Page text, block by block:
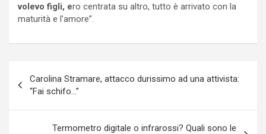
volevo figli, ero centrata su altro, tutto è arrivato con la
maturità e l’amore”.
articoli
Carolina Stramare, attacco durissimo ad una attivista:
“Fai schifo…”
Termometro digitale o infrarossi? Quali sono le